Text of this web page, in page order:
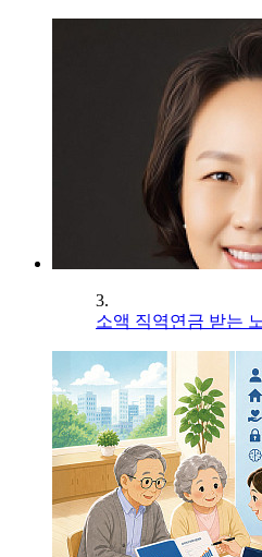
3.
소액 직역연금 받는